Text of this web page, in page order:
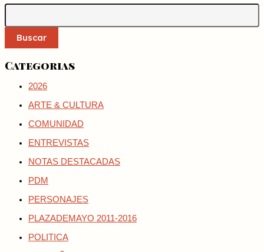
Buscar
Categorias
2026
ARTE & CULTURA
COMUNIDAD
ENTREVISTAS
NOTAS DESTACADAS
PDM
PERSONAJES
PLAZADEMAYO 2011-2016
POLITICA